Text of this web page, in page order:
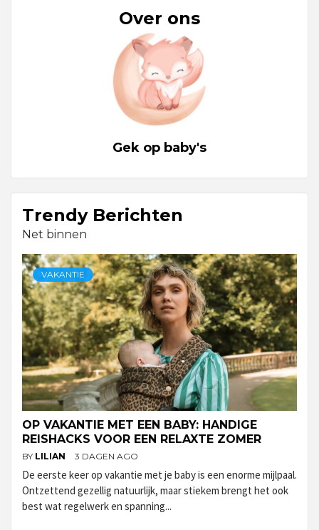
Over ons
Gek op baby's
Trendy Berichten
Net binnen
VAKANTIE
OP VAKANTIE MET EEN BABY: HANDIGE
REISHACKS VOOR EEN RELAXTE ZOMER
BY LILIAN 3 DAGEN AGO
De eerste keer op vakantie met je baby is een enorme mijlpaal.
Ontzettend gezellig natuurlijk, maar stiekem brengt het ook
best wat regelwerk en spanning...